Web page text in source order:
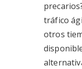
tráfico
otros